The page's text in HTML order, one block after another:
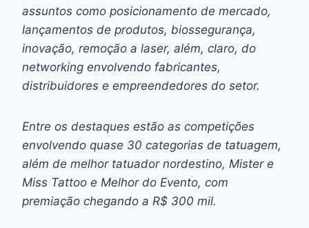
assuntos como posicionamento de mercado,
lançamentos de produtos, biossegurança,
inovação, remoção a laser, além, claro, do
networking envolvendo fabricantes,
distribuidores e empreendedores do setor.
Entre os destaques estão as competições
envolvendo quase 30 categorias de tatuagem,
além de melhor tatuador nordestino, Mister e
Miss Tattoo e Melhor do Evento, com
premiação chegando a R$ 300 mil.